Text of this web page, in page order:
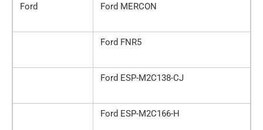
Ford Ford MERCON
Ford FNR5
Ford ESP-M2C138-CJ
Ford ESP-M2C166-H